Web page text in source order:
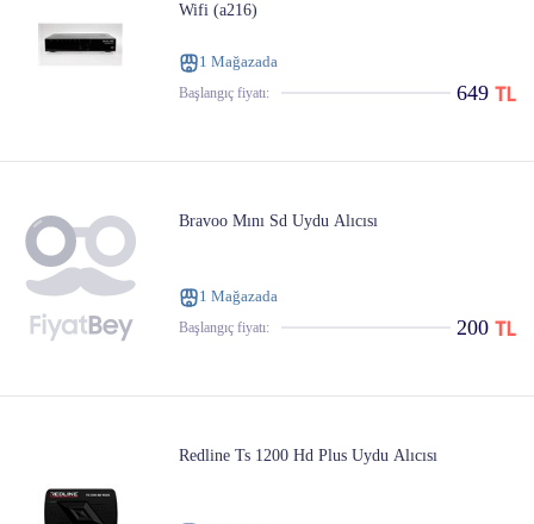
Wifi (a216)
1 Mağazada
Başlangıç ​​fiyatı: 649
Bravoo Mını Sd Uydu Alıcısı
1 Mağazada
Başlangıç ​​fiyatı: 200
Redline Ts 1200 Hd Plus Uydu Alıcısı